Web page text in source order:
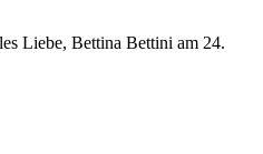
Liebe, Bettina Bettini am 24.